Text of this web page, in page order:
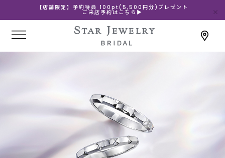
【店舗限定】予約特典 100pt(5,500円分)プレゼント
ご来店予約はこちら▶